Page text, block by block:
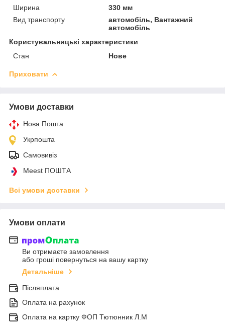
Ширина
330 мм
Вид транспорту
автомобіль, Вантажний
автомобіль
Користувальницькі характеристики
Стан
Нове
Приховати
Умови доставки
Нова Пошта
Укрпошта
Самовивіз
Meest ПОШТА
Всі умови доставки
Умови оплати
Ви отримаєте замовлення
або гроші повернуться на вашу картку
Детальніше
Післяплата
Оплата на рахунок
Оплата на картку ФОП Тютюнник Л.М